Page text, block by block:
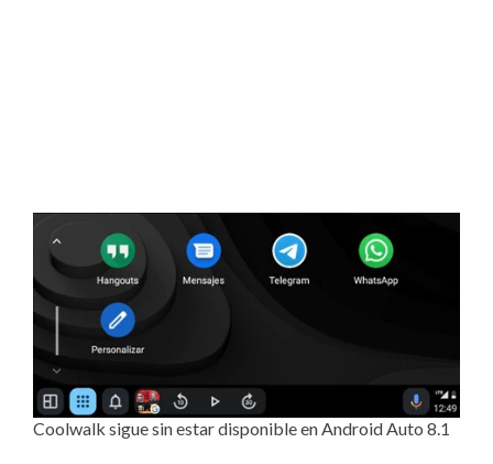
Coolwalk sigue sin estar disponible en Android Auto 8.1